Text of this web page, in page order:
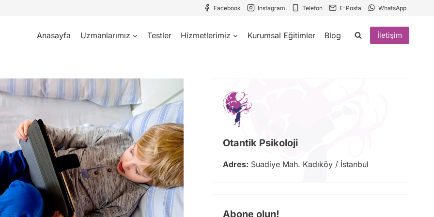
Facebook Instagram Telefon E-Posta WhatsApp
Anasayfa Uzmanlarımız Testler Hizmetlerimiz Kurumsal Eğitimler Blog İletişim
Otantik Psikoloji
Adres: Suadiye Mah. Kadıköy / İstanbul
Abone olun!